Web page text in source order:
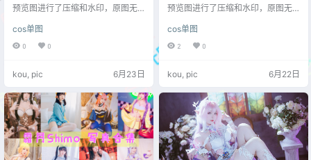
164MB]
预览图进行了压缩和水印，原图无
cos单图
0 0
kou, pic 6月23日
デイリーしも Vol.04[115P-
预览图进行了压缩和水印，原图无
cos单图
2 0
kou, pic 6月22日